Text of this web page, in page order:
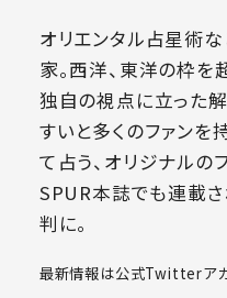
オリエンタル占星術
家。西洋、東洋の枠を
独自の視点に立った
すいと多くのファンを
て占う、オリジナルの
SPUR本誌でも連載さ
判に。
最新情報は公式Twitterアカ